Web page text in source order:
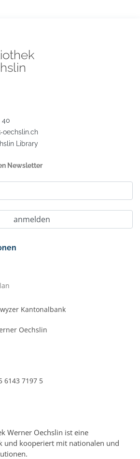
40
oechslin.ch
Library
Newsletter
Kantonalbank
Oechslin
6143 7197 5
Werner Oechslin ist eine
und kooperiert mit nationalen und